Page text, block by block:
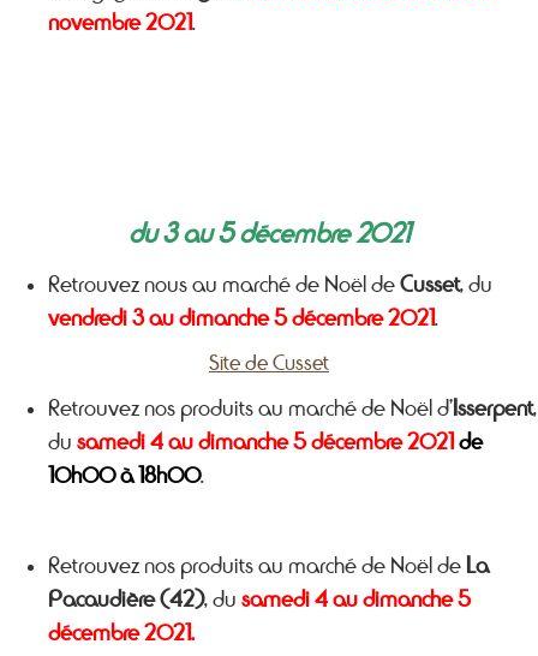
novembre 2021 .
du 3 au 5 décembre 2021
Retrouvez nous au marché de Noël de Cusset, du
vendredi 3 au dimanche 5 décembre 2021 .
Site de Cusset
Retrouvez nos produits au marché de Noël d’ Isserpent,
du samedi 4 au dimanche 5 décembre 2021 de
10h00 à 18h00.
Retrouvez nos produits au marché de Noël de La
Pacaudière (42), du samedi 4 au dimanche 5
décembre 2021.